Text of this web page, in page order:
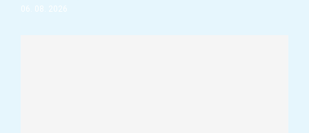
06. 08. 2026